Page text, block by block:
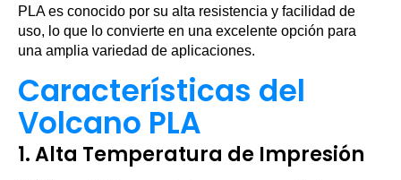
PLA es conocido por su alta resistencia y facilidad de
uso, lo que lo convierte en una excelente opción para
una amplia variedad de aplicaciones.
Características del
Volcano PLA
1. Alta Temperatura de Impresión